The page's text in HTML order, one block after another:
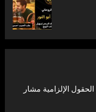
الحقول الإلزامية مشار